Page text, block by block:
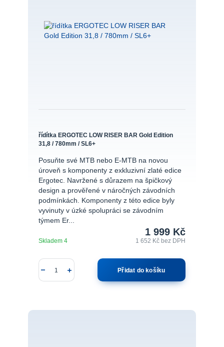
řídítka ERGOTEC LOW RISER BAR Gold Edition
31,8 / 780mm / SL6+
Posuňte své MTB nebo E-MTB na novou
úroveň s komponenty z exkluzivní zlaté edice
Ergotec. Navržené s důrazem na špičkový
design a prověřené v náročných závodních
podmínkách. Komponenty z této edice byly
vyvinuty v úzké spolupráci se závodním
týmem Er...
1 999 Kč
1 652 Kč bez DPH
Skladem 4
Přidat do košíku